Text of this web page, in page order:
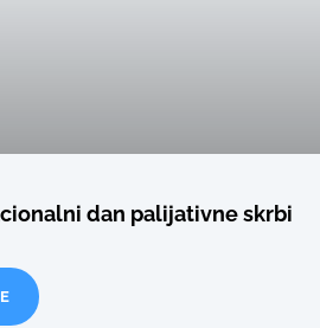
dan palijativne skrbi